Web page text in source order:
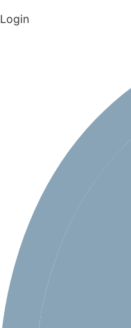
Login